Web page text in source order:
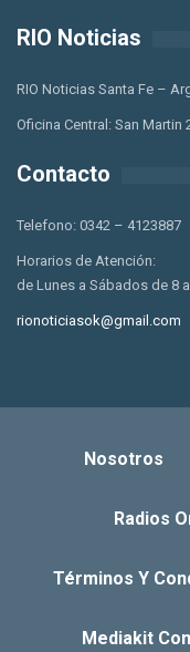
RIO Noticias
RIO Noticias Santa Fe –
Oficina Central: San
Contacto
Telefono: 0342 – 4123887
Horarios de Atención:
de Lunes a Sábados de 8
rionoticiasok@gmail.com
Nosotros
Radios
Términos Y
Mediakit